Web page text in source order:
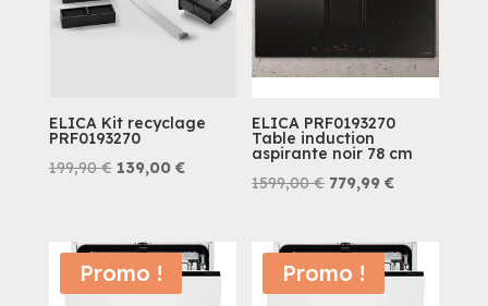
ELICA Kit recyclage
PRF0193270
199,90€ Le
était :
199,90 €.
139,00 €Le
est :
139,00 €.
ELICA PRF0193270
Table induction
aspirante noir 78 cm
1599,00€ Le
initial
était :
1599,00 €.
779,99€Le
actuel
est :
Promo ! Promo !